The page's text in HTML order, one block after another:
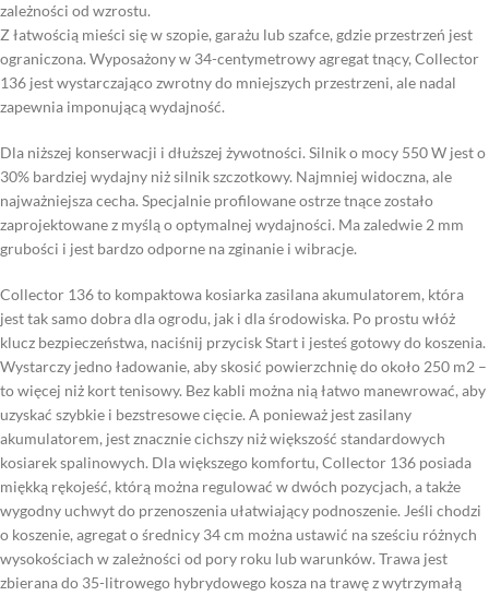
zależności od wzrostu.
Z łatwością mieści się w szopie, garażu lub szafce, gdzie przestrzeń jest
ograniczona. Wyposażony w 34-centymetrowy agregat tnący, Collector
136 jest wystarczająco zwrotny do mniejszych przestrzeni, ale nadal
zapewnia imponującą wydajność.
Dla niższej konserwacji i dłuższej żywotności. Silnik o mocy 550 W jest o
30% bardziej wydajny niż silnik szczotkowy. Najmniej widoczna, ale
najważniejsza cecha. Specjalnie profilowane ostrze tnące zostało
zaprojektowane z myślą o optymalnej wydajności. Ma zaledwie 2 mm
grubości i jest bardzo odporne na zginanie i wibracje.
Collector 136 to kompaktowa kosiarka zasilana akumulatorem, która
jest tak samo dobra dla ogrodu, jak i dla środowiska. Po prostu włóż
klucz bezpieczeństwa, naciśnij przycisk Start i jesteś gotowy do koszenia.
Wystarczy jedno ładowanie, aby skosić powierzchnię do około 250 m2 –
to więcej niż kort tenisowy. Bez kabli można nią łatwo manewrować, aby
uzyskać szybkie i bezstresowe cięcie. A ponieważ jest zasilany
akumulatorem, jest znacznie cichszy niż większość standardowych
kosiarek spalinowych. Dla większego komfortu, Collector 136 posiada
miękką rękojeść, którą można regulować w dwóch pozycjach, a także
wygodny uchwyt do przenoszenia ułatwiający podnoszenie. Jeśli chodzi
o koszenie, agregat o średnicy 34 cm można ustawić na sześciu różnych
wysokościach w zależności od pory roku lub warunków. Trawa jest
zbierana do 35-litrowego hybrydowego kosza na trawę z wytrzymałą